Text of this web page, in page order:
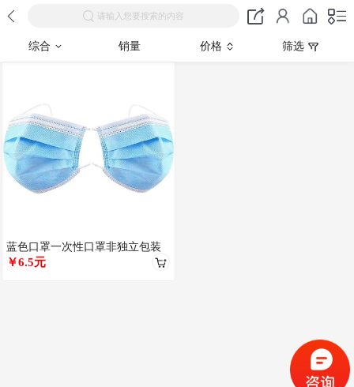
请输入您要搜索的内容
综合 销量 价格 筛选
蓝色口罩一次性口罩非独立包装
我爱你中国风国潮印花囗罩含熔
￥6.5元